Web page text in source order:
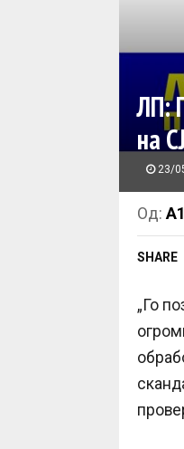
ЛП:
на
23/
Од:
SHARE
„Го